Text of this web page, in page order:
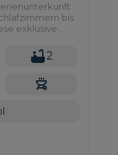
bis
exklusive
privaten Lage
Canaria.
2